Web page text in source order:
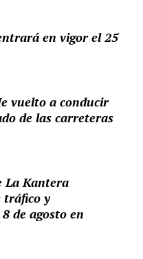
en vigor el 25
vuelto a conducir
de las carreteras
La Kantera
tráfico y
de agosto en